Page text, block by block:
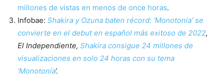
millones de vistas en menos de once horas.
Infobae: Shakira y Ozuna baten récord: ‘Monotonía’ se
convierte en el debut en español más exitoso de 2022,
El Independiente, Shakira consigue 24 millones de
visualizaciones en solo 24 horas con su tema
‘Monotonía‘.